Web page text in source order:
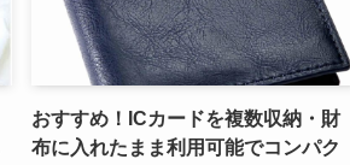
おすすめ！ICカードを複数収納・財
布に入れたまま利用可能でコンパク